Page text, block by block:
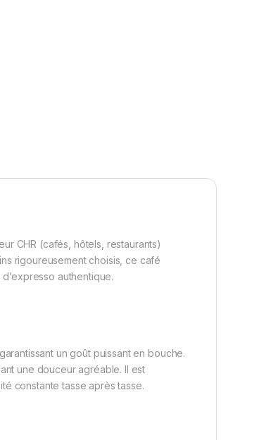
CHR (cafés, hôtels, restaurants)
rigoureusement choisis, ce café
authentique.
un goût puissant en bouche.
une douceur agréable. Il est
constante tasse après tasse.